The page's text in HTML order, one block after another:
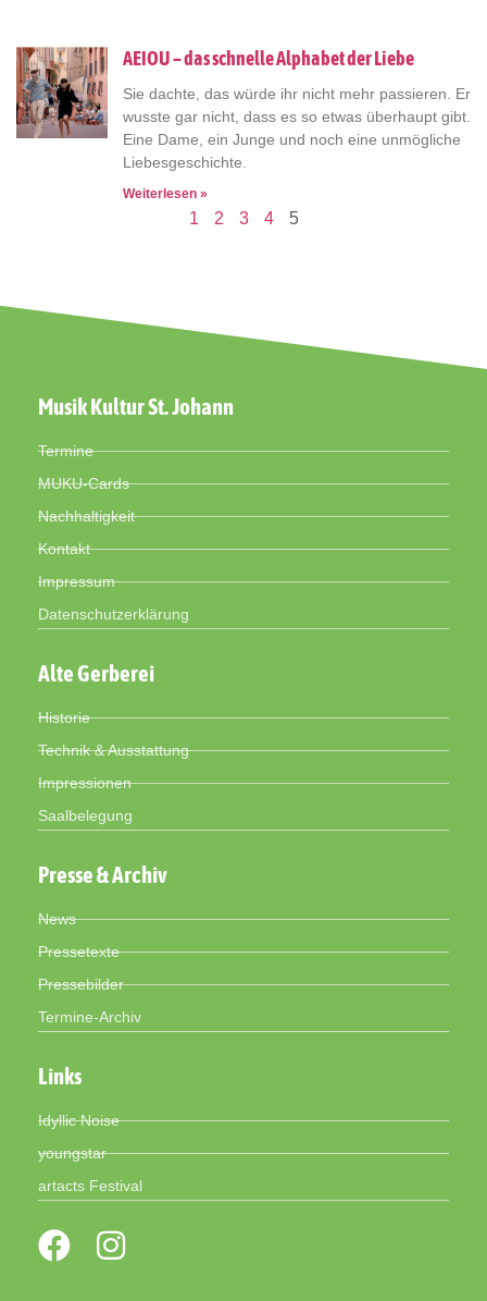
AEIOU – das schnelle Alphabet der Liebe
Sie dachte, das würde ihr nicht mehr passieren. Er
wusste gar nicht, dass es so etwas überhaupt gibt.
Eine Dame, ein Junge und noch eine unmögliche
Liebesgeschichte.
Weiterlesen »
1 2 3 4 5
Musik Kultur St. Johann
Termine
MUKU-Cards
Nachhaltigkeit
Kontakt
Impressum
Datenschutzerklärung
Alte Gerberei
Historie
Technik & Ausstattung
Impressionen
Saalbelegung
Presse & Archiv
News
Pressetexte
Pressebilder
Termine-Archiv
Links
Idyllic Noise
youngstar
artacts Festival